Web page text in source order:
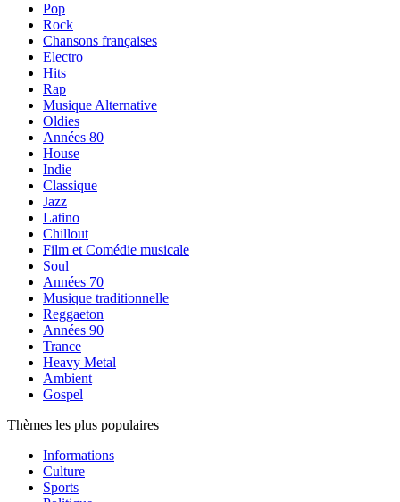
Pop
Rock
Chansons françaises
Electro
Hits
Rap
Musique Alternative
Oldies
Années 80
House
Indie
Classique
Jazz
Latino
Chillout
Film et Comédie musicale
Soul
Années 70
Musique traditionnelle
Reggaeton
Années 90
Trance
Heavy Metal
Ambient
Gospel
Thèmes les plus populaires
Informations
Culture
Sports